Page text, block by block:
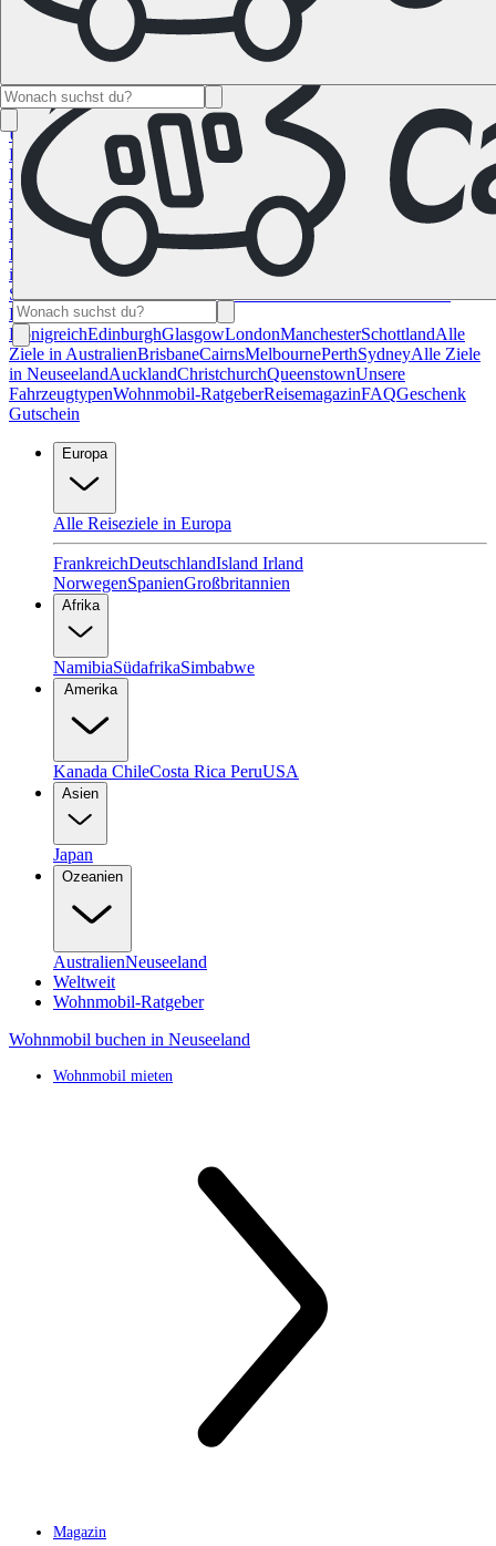
NamibiaSüdafrika
Alle Ziele in
KanadaCalgaryHalifaxMontrealTorontoVancouver
Alle Ziele in den
USALas VegasLos Angeles Miami New YorkSan
Francisco
Chile Costa Rica Alle Reiseziele in
Deutschland
Berlin Hamburg Leipzig München Stuttgart
Reiseziele in
Frankreich
KorsikaLyonMarseilles NizzaParis Toulouse
Alle
Reiseziele in
Italien
CagliariFlorenzMailandRom Sardinien
in Norwegen Bergen
Alle Reiseziele in
Spanien
Reiseziele im Vereinigtem
KönigreichEdinburghGlasgowLondonManchesterSchottlandAlle
Ziele in AustralienBrisbaneCairnsMelbournePerthSydneyAlle Ziele
in NeuseelandAucklandChristchurchQueenstownUnsere
FahrzeugtypenWohnmobil-RatgeberReisemagazinFAQGeschenk
Gutschein
Europa
Alle Reiseziele in Europa
FrankreichDeutschlandIsland Irland
NorwegenSpanienGroßbritannien
Afrika
NamibiaSüdafrikaSimbabwe
Amerika
Kanada ChileCosta Rica PeruUSA
Asien
Japan
Ozeanien
AustralienNeuseeland
Weltweit
Wohnmobil-Ratgeber
Wohnmobil buchen in Neuseeland
Wohnmobil mieten
Magazin